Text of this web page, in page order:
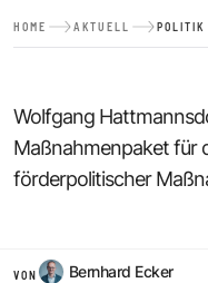
HOME AKTUELL POLITIK
Wolfgang
Maßnahmenpaket für
förderpolitischer
VON Bernhard Ecker